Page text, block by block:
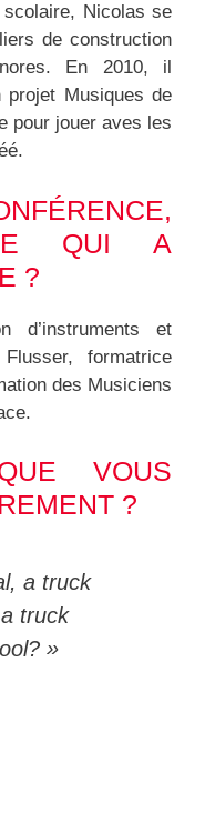
Nicolas se
de construction
En 2010, il
Musiques de
pour jouer aves les
QUI A
?
d’instruments et
Flusser, formatrice
des Musiciens
VOUS
?
a truck
truck
»